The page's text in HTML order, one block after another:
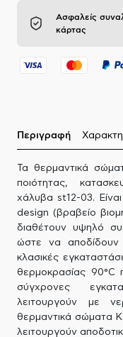
Ασφαλείς
κάρτας
Περιγραφή
Τα θερμαντικά
ποιότητας,
χάλυβα st12-03.
design (βραβείο
διαθέτουν υψηλό
ώστε να αποδίδουν
κλασικές
θερμοκρασίας 90°C
σύγχρονες
λειτουργούν με
θερμαντικά σώματα
λειτουργούν